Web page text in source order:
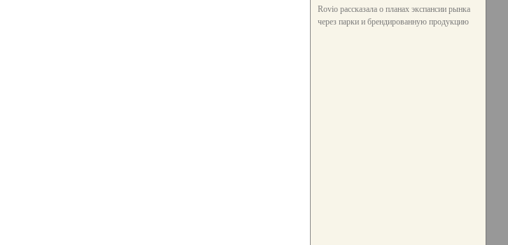
Rovio рассказала о планах экспансии рынка
через парки и брендированную продукцию